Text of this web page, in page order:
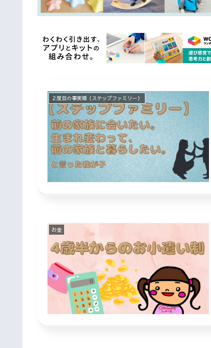
２度目の事実婚（ステップファミリー）
お金